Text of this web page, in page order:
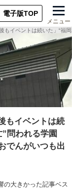
電子版TOP
メニュー
もイベントは続いた」“
もイベントは続
問われる学園
でんがいつも出
の大きかった記事ベス